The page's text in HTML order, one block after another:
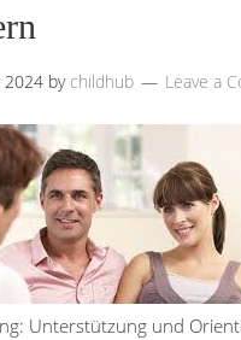
2024 by childhub Leave a
Unterstützung und